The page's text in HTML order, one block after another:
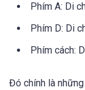
Phím A: Di
Phím D: Di
Phím cách:
Đó chính là